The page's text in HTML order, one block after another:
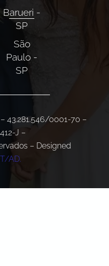
Barueri -
SP
São
Paulo -
SP
43.281.546/0001-70 –
J –
– Designed
AD.